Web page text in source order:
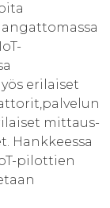
erilaiset
mittaus-
Hankkeessa
pilottien